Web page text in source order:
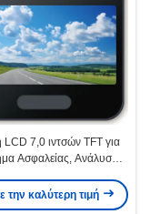
7,0 ιντσών TFT για
Ασφαλείας, Ανάλυση
500cd/m2
την καλύτερη τιμή